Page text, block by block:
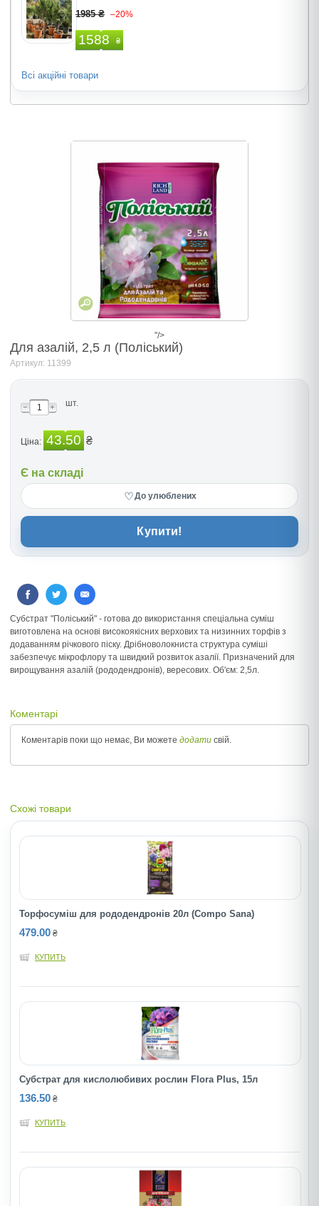
1985 ₴ –20%
1588 ₴
Всі акційні товари
"/>
Для азалій, 2,5 л (Поліський)
Артикул: 11399
шт.
Ціна: 43.50 ₴
Є на складі
♡До улюблених
Купити!
Субстрат "Поліський" - готова до використання спеціальна суміш
виготовлена на основі високоякісних верхових та низинних торфів з
додаванням річкового піску. Дрібноволокниста структура суміші
забезпечує мікрофлору та швидкий розвиток азалії. Призначений для
вирощування азалій (рододендронів), вересових. Об'єм: 2,5л.
Коментарі
Коментарів поки що немає, Ви можете додати свій.
Схожі товари
Торфосуміш для рододендронів 20л (Compo Sana)
479.00 ₴
КУПИТЬ
Субстрат для кислолюбивих рослин Flora Plus, 15л
136.50 ₴
КУПИТЬ